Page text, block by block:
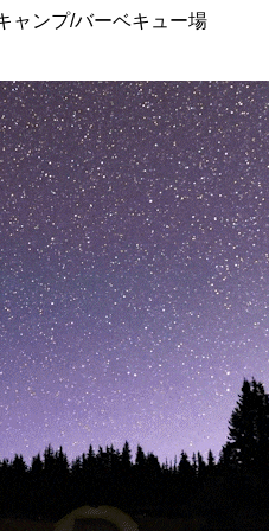
ンプ/バーベキュー場